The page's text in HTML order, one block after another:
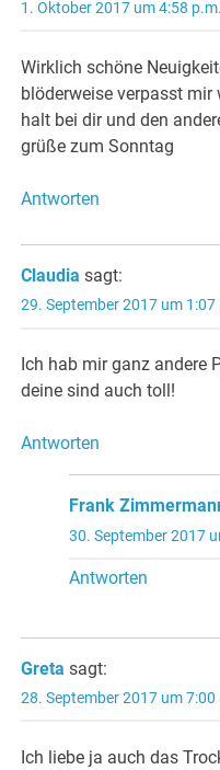
1. Oktober 2017 um 4:58
Wirklich schöne
blöderweise verpasst mir
halt bei dir und den
grüße zum Sonntag
Antworten
Claudia sagt:
29. September 2017 um 1:07
Ich hab mir ganz andere
deine sind auch toll!
Antworten
Frank
30. September 2017
Antworten
Greta sagt:
28. September 2017 um 7:00
Ich liebe ja auch das